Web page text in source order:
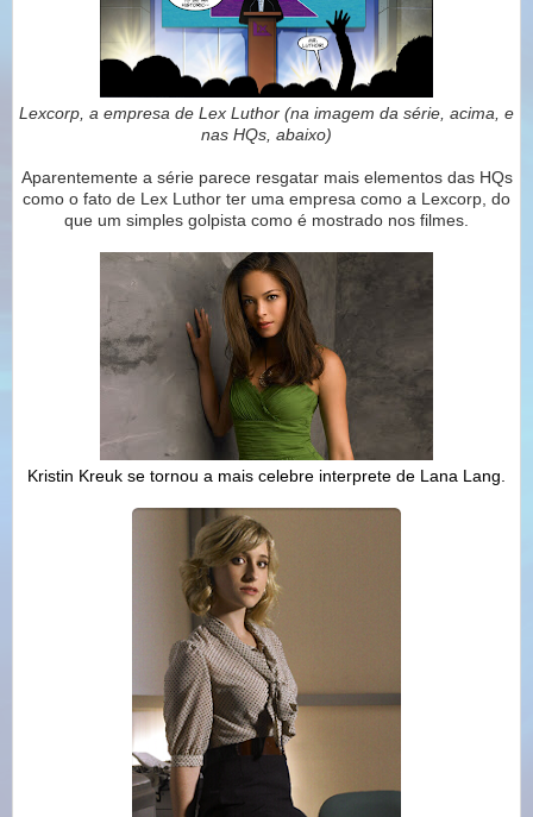
Lexcorp, a empresa de Lex Luthor (na imagem da série, acima, e
nas HQs, abaixo)
Aparentemente a série parece resgatar mais elementos das HQs
como o fato de Lex Luthor ter uma empresa como a Lexcorp, do
que um simples golpista como é mostrado nos filmes.
Kristin Kreuk se tornou a mais celebre interprete de Lana Lang.